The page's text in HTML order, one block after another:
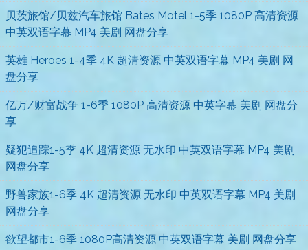
贝茨旅馆/贝兹汽车旅馆 Bates Motel 1-5季 1080P 高清资源
中英双语字幕 MP4 美剧 网盘分享
英雄 Heroes 1-4季 4K 超清资源 中英双语字幕 MP4 美剧 网
盘分享
亿万/财富战争 1-6季 1080P 高清资源 中英字幕 美剧 网盘分
享
疑犯追踪1-5季 4K 超清资源 无水印 中英双语字幕 MP4 美剧
网盘分享
野兽家族1-6季 4K 超清资源 无水印 中英双语字幕 MP4 美剧
网盘分享
欲望都市1-6季 1080P高清资源 中英双语字幕 美剧 网盘分享